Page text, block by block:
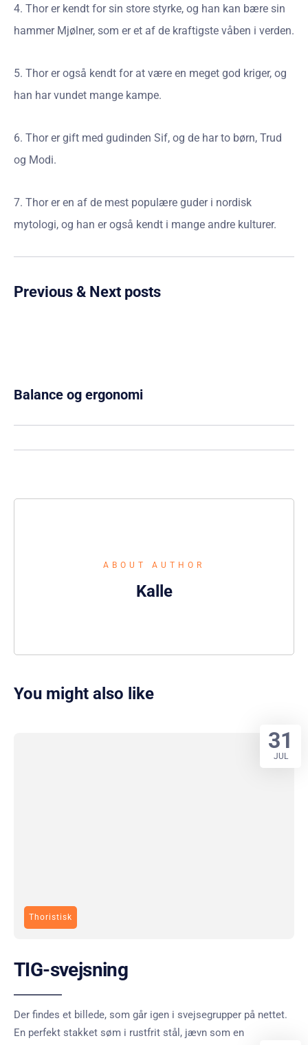
4. Thor er kendt for sin store styrke, og han kan bære sin
hammer Mjølner, som er et af de kraftigste våben i verden.
5. Thor er også kendt for at være en meget god kriger, og
han har vundet mange kampe.
6. Thor er gift med gudinden Sif, og de har to børn, Trud
og Modi.
7. Thor er en af de mest populære guder i nordisk
mytologi, og han er også kendt i mange andre kulturer.
Previous & Next posts
Balance og ergonomi
ABOUT AUTHOR
Kalle
You might also like
Thoristisk
TIG-svejsning
Der findes et billede, som går igen i svejsegrupper på nettet.
En perfekt stakket søm i rustfrit stål, jævn som en
31
JUL